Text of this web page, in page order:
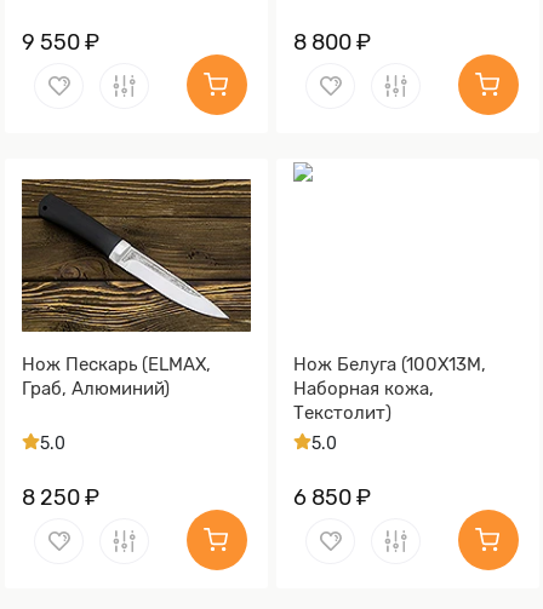
9 550 ₽ 8 800 ₽
Нож Пескарь (ELMAX,
Граб, Алюминий)
5.0
8 250 ₽
Нож Белуга (100Х13М,
Наборная кожа,
Текстолит)
5.0
6 850 ₽